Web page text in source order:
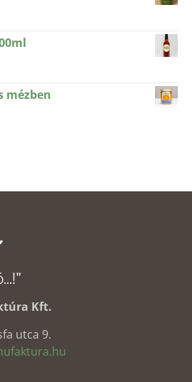
mézben
Kft.
utca 9.